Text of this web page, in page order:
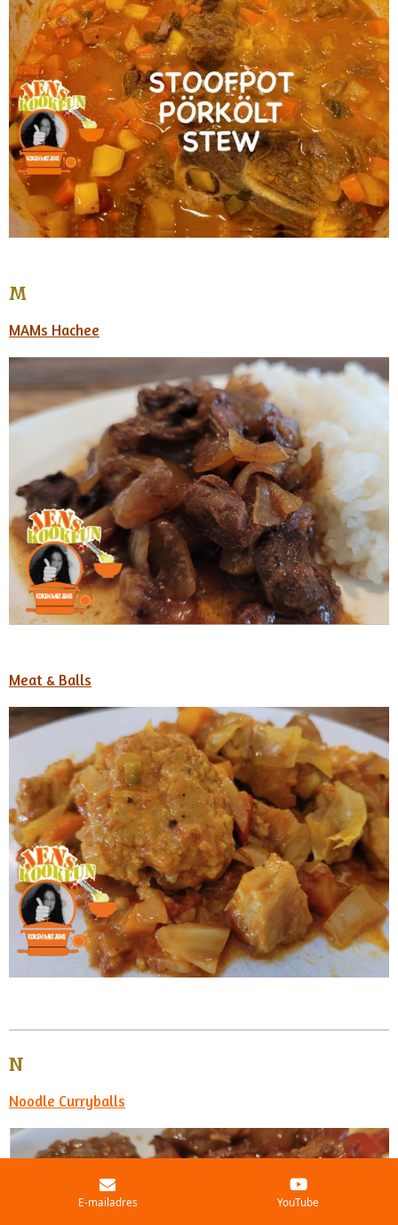
M
MAMs Hachee
Meat & Balls
N
Noodle Curryballs
E-mailadres YouTube